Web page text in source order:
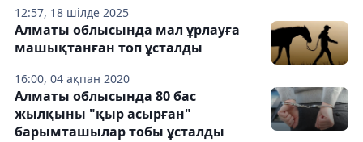
12:57, 18 шілде 2025
16:00, 04 ақпан 2020
Алматы облысында мал ұрлауға
машықтанған топ ұсталды
Алматы облысында 80 бас
жылқыны "қыр асырған"
барымташылар тобы ұсталды